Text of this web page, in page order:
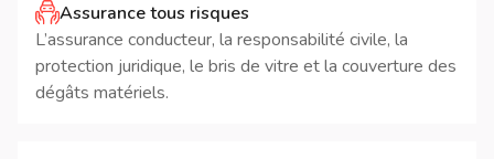
Assurance tous risques
L’assurance conducteur, la responsabilité civile, la
protection juridique, le bris de vitre et la couverture des
dégâts matériels.